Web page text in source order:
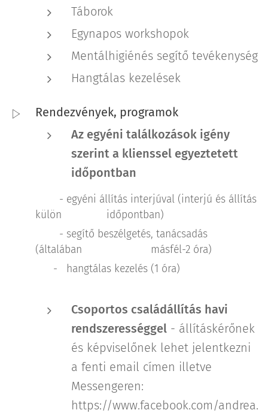
Táborok
Egynapos workshopok
Mentálhigiénés segítő tevékenység
Hangtálas kezelések
Rendezvények, programok
Az egyéni találkozások igény
szerint a klienssel egyeztetett
időpontban
- egyéni állítás interjúval (interjú és állítás
külön időpontban)
- segítő beszélgetés, tanácsadás
(általában másfél-2 óra)
- hangtálas kezelés (1 óra)
Csoportos családállítás havi
rendszerességgel - állításkérőnek
és képviselőnek lehet jelentkezni
a fenti email címen illetve
Messengeren:
https://www.facebook.com/andrea.